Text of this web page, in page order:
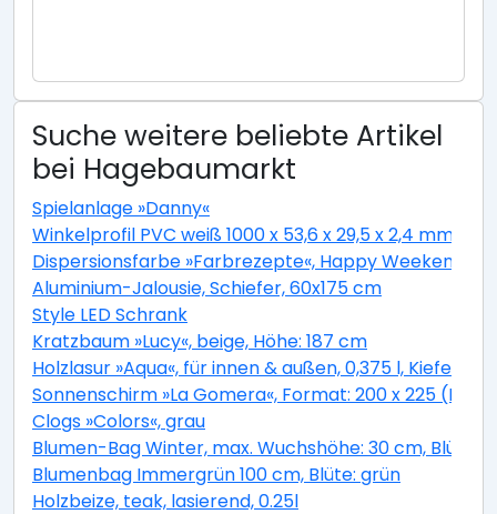
Suche weitere beliebte Artikel
bei Hagebaumarkt
Spielanlage »Danny«
Winkelprofil PVC weiß 1000 x 53,6 x 29,5 x 2,4 mm
Dispersionsfarbe »Farbrezepte«, Happy Weekend,
Aluminium-Jalousie, Schiefer, 60x175 cm
Style LED Schrank
Kratzbaum »Lucy«, beige, Höhe: 187 cm
Holzlasur »Aqua«, für innen & außen, 0,375 l, Kiefer,
Sonnenschirm »La Gomera«, Format: 200 x 225 (D x
Clogs »Colors«, grau
Blumen-Bag Winter, max. Wuchshöhe: 30 cm, Blüte:
Blumenbag Immergrün 100 cm, Blüte: grün
Holzbeize, teak, lasierend, 0.25l